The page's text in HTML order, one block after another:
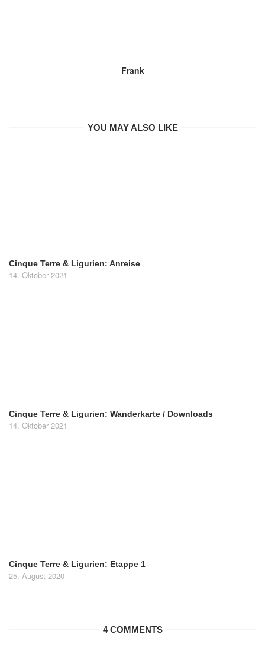
Frank
YOU MAY ALSO LIKE
Cinque Terre & Ligurien: Anreise
14. Oktober 2021
Cinque Terre & Ligurien: Wanderkarte / Downloads
14. Oktober 2021
Cinque Terre & Ligurien: Etappe 1
25. August 2020
4 COMMENTS